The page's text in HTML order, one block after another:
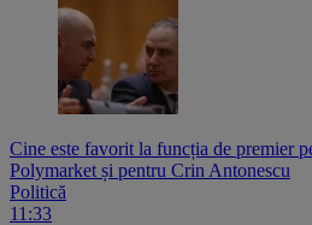
Cine este favorit la funcția de premier
Polymarket și pentru Crin Antonescu
Politică
11:33